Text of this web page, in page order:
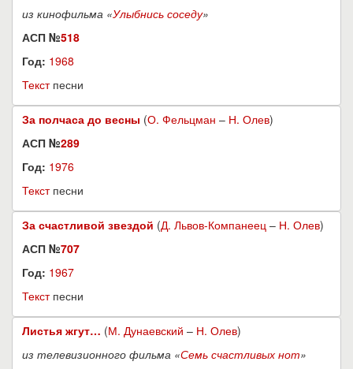
из кинофильма «Улыбнись соседу»
АСП №518
Год: 1968
Текстпесни
За полчаса до весны (О. Фельцман – Н. Олев)
АСП №289
Год: 1976
Текстпесни
За счастливой звездой (Д. Львов-Компанеец – Н. Олев)
АСП №707
Год: 1967
Текстпесни
Листья жгут… (М. Дунаевский – Н. Олев)
из телевизионного фильма «Семь счастливых нот»